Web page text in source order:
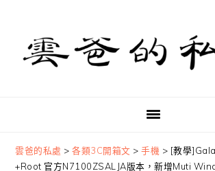
primary
navigation
content
primary
sidebar
雲爸的私處 >各類3C開箱文 >手機 > [教學
+Root 官方N7100ZSALJA版本，新增Muti